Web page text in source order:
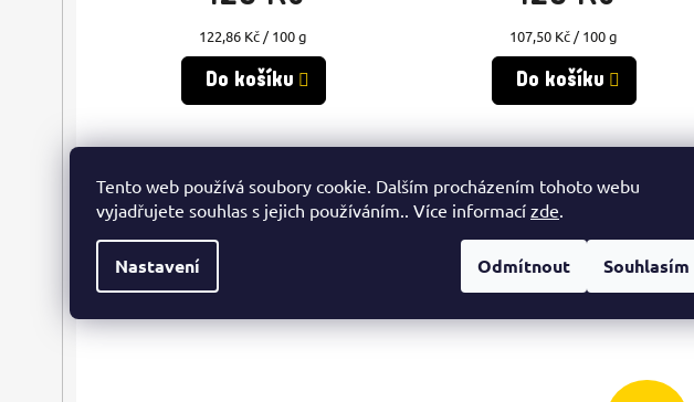
Tento web používá soubory cookie. Dalším procházením tohoto webu
vyjadřujete souhlas s jejich používáním.. Více informací zde.
Nastavení Odmítnout Souhlasím
Měrná
cena:
122,86 Kč / 100 g
Do košíku
Měrná
cena:
107,50 Kč / 100 g
Do košíku
Isostar HYDRATE &
PERFORM 400G CITRON
Isostar FAST HYDRATION
6x500ml CITRON